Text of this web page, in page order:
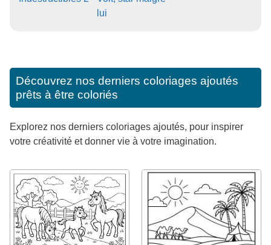
lui
Découvrez nos derniers coloriages ajoutés
prêts à être coloriés
Explorez nos derniers coloriages ajoutés, pour inspirer
votre créativité et donner vie à votre imagination.